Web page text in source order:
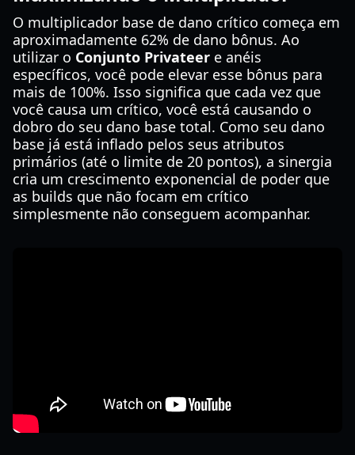
O multiplicador base de dano crítico começa em
aproximadamente 62% de dano bônus. Ao
utilizar o Conjunto Privateer e anéis
específicos, você pode elevar esse bônus para
mais de 100%. Isso significa que cada vez que
você causa um crítico, você está causando o
dobro do seu dano base total. Como seu dano
base já está inflado pelos seus atributos
primários (até o limite de 20 pontos), a sinergia
cria um crescimento exponencial de poder que
as builds que não focam em crítico
simplesmente não conseguem acompanhar.